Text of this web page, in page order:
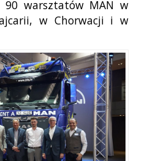
90 warsztatów MAN w
w Chorwacji i w